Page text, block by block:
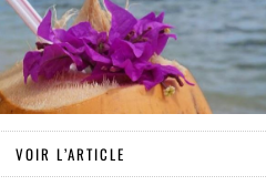
VOIR L’ARTICLE